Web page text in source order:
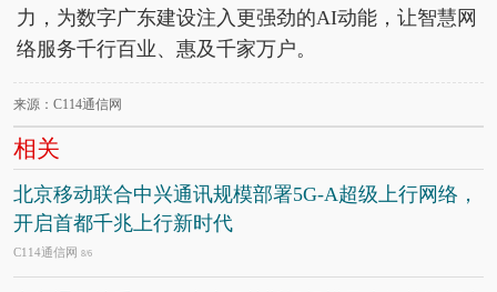
力，为数字广东建设注入更强劲的AI动能，让智慧网
络服务千行百业、惠及千家万户。
来源：C114通信网
相关
北京移动联合中兴通讯规模部署5G-A超级上行网络，
开启首都千兆上行新时代
C114通信网 8/6